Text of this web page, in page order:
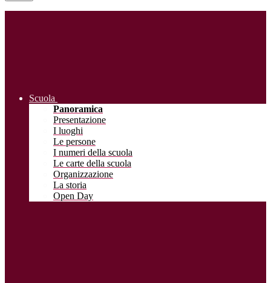
Scuola
Panoramica
Presentazione
I luoghi
Le persone
I numeri della scuola
Le carte della scuola
Organizzazione
La storia
Open Day